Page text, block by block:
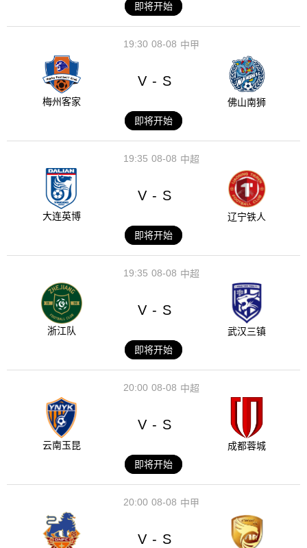
即将开始
08-08
19:30 中甲
梅州客家
V - S
佛山南狮
即将开始
08-08
19:35 中超
大连英博
V - S
辽宁铁人
即将开始
08-08
19:35 中超
浙江队
V - S
武汉三镇
即将开始
08-08
20:00 中超
云南玉昆
V - S
成都蓉城
即将开始
08-08
20:00 中甲
V - S